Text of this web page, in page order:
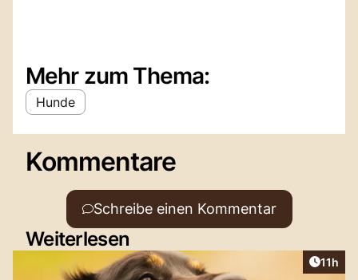
Mehr zum Thema:
Hunde
Kommentare
Schreibe einen Kommentar
Weiterlesen
11h